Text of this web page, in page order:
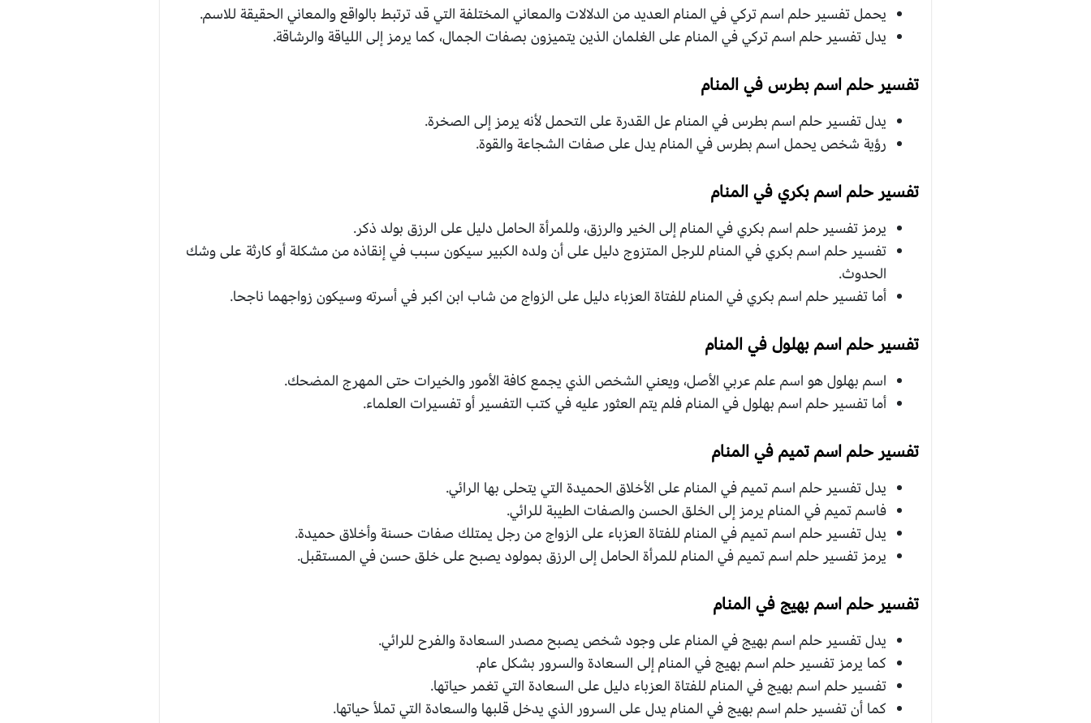
يحمل تفسير حلم اسم تركي في المنام العديد من الدلالات والمعاني المختلفة التي قد ترتبط بالواقع والمعاني الحقيقة للاسم.
يدل تفسير حلم اسم تركي في المنام على الغلمان الذين يتميزون بصفات الجمال، كما يرمز إلى اللياقة والرشاقة.
تفسير حلم اسم بطرس في المنام
يدل تفسير حلم اسم بطرس في المنام عل القدرة على التحمل لأنه يرمز إلى الصخرة.
رؤية شخص يحمل اسم بطرس في المنام يدل على صفات الشجاعة والقوة.
تفسير حلم اسم بكري في المنام
يرمز تفسير حلم اسم بكري في المنام إلى الخير والرزق، وللمرأة الحامل دليل على الرزق بولد ذكر.
تفسير حلم اسم بكري في المنام للرجل المتزوج دليل على أن ولده الكبير سيكون سبب في إنقاذه من مشكلة أو كارثة على وشك
الحدوث.
أما تفسير حلم اسم بكري في المنام للفتاة العزباء دليل على الزواج من شاب ابن اكبر في أسرته وسيكون زواجهما ناجحا.
تفسير حلم اسم بهلول في المنام
اسم بهلول هو اسم علم عربي الأصل، ويعني الشخص الذي يجمع كافة الأمور والخيرات حتى المهرج المضحك.
أما تفسير حلم اسم بهلول في المنام فلم يتم العثور عليه في كتب التفسير أو تفسيرات العلماء.
تفسير حلم اسم تميم في المنام
يدل تفسير حلم اسم تميم في المنام على الأخلاق الحميدة التي يتحلى بها الرائي.
فاسم تميم في المنام يرمز إلى الخلق الحسن والصفات الطيبة للرائي.
يدل تفسير حلم اسم تميم في المنام للفتاة العزباء على الزواج من رجل يمتلك صفات حسنة وأخلاق حميدة.
يرمز تفسير حلم اسم تميم في المنام للمرأة الحامل إلى الرزق بمولود يصبح على خلق حسن في المستقبل.
تفسير حلم اسم بهيج في المنام
يدل تفسير حلم اسم بهيج في المنام على وجود شخص يصبح مصدر السعادة والفرح للرائي.
كما يرمز تفسير حلم اسم بهيج في المنام إلى السعادة والسرور بشكل عام.
تفسير حلم اسم بهيج في المنام للفتاة العزباء دليل على السعادة التي تغمر حياتها.
كما أن تفسير حلم اسم بهيج في المنام يدل على السرور الذي يدخل قلبها والسعادة التي تملأ حياتها.